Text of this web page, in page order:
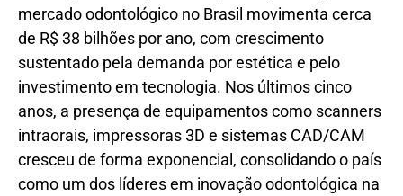
mercado odontológico no Brasil movimenta cerca
de R$ 38 bilhões por ano, com crescimento
sustentado pela demanda por estética e pelo
investimento em tecnologia. Nos últimos cinco
anos, a presença de equipamentos como scanners
intraorais, impressoras 3D e sistemas CAD/CAM
cresceu de forma exponencial, consolidando o país
como um dos líderes em inovação odontológica na